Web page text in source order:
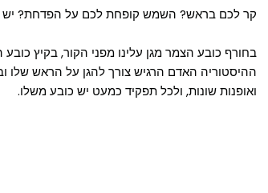
קר לכם בראש? השמש קופחת לכם על הפדחת? יש
בחורף כובע הצמר מגן עלינו מפני הקור, בקיץ
ההיסטוריה האדם הרגיש צורך להגן על הראש שלו
ואופנות שונות, ולכל תפקיד כמעט יש כובע משלו.